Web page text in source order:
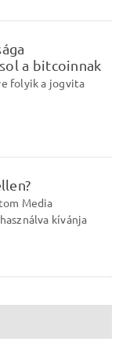
a bitcoinnak
folyik a jogvita
Media
kívánja